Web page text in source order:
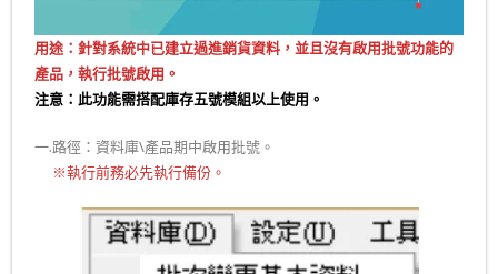
用途：針對系統中已建立過進銷貨資料，並且沒有啟用批號功能的
產品，執行批號啟用。
注意：此功能需搭配庫存五號模組以上使用。
一.路徑：資料庫\產品期中啟用批號。
※執行前務必先執行備份。